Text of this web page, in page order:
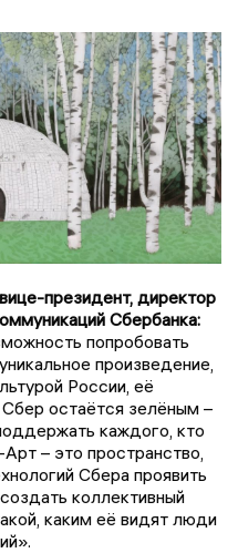
президент, директор
Сбербанка:
попробовать
произведение,
России, её
остаётся зелёным –
каждого, кто
– это пространство,
Сбера проявить
коллективный
каким её видят люди